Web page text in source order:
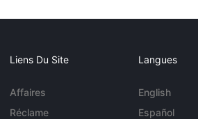
Liens Du Site
Affaires
Réclame
Langues
English
Español